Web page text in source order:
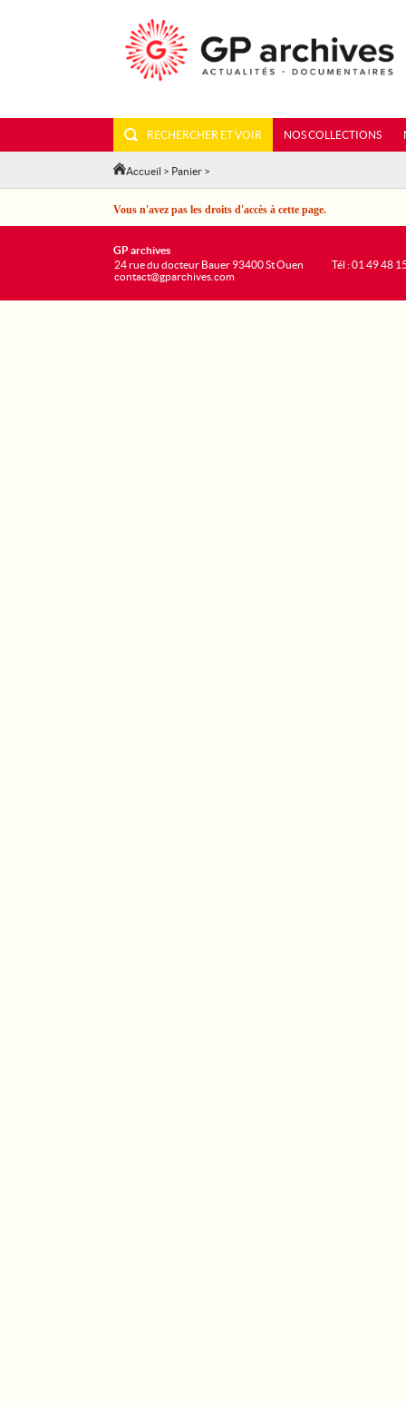
RECHERCHER ET VOIR NOS COLLECTIONS
Accueil > Panier >
Vous n'avez pas les droits d'accès à cette page.
GP archives
24 rue du docteur Bauer 93400 St Ouen
contact@gparchives.com
Tél : 01 49 48